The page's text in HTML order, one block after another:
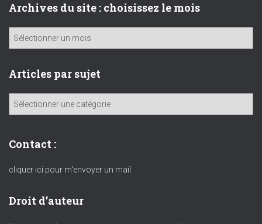
Archives du site : choisissez le mois
h
u
i
e
Articles par sujet
c
p
Contact :
cliquer ici pour m'envoyer un mail
Droit d’auteur